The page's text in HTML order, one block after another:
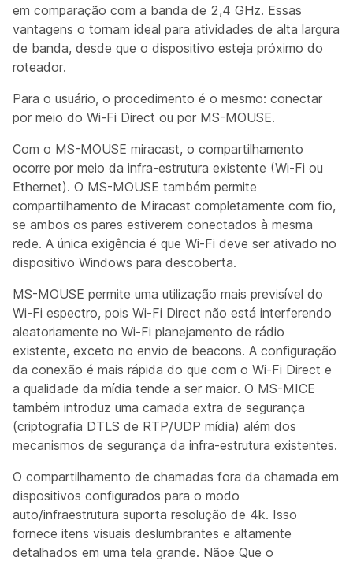
em comparação com a banda de 2,4 GHz. Essas
vantagens o tornam ideal para atividades de alta largura
de banda, desde que o dispositivo esteja próximo do
roteador.
Para o usuário, o procedimento é o mesmo: conectar
por meio do Wi-Fi Direct ou por MS-MOUSE.
Com o MS-MOUSE miracast, o compartilhamento
ocorre por meio da infra-estrutura existente (Wi-Fi ou
Ethernet). O MS-MOUSE também permite
compartilhamento de Miracast completamente com fio,
se ambos os pares estiverem conectados à mesma
rede. A única exigência é que Wi-Fi deve ser ativado no
dispositivo Windows para descoberta.
MS-MOUSE permite uma utilização mais previsível do
Wi-Fi espectro, pois Wi-Fi Direct não está interferendo
aleatoriamente no Wi-Fi planejamento de rádio
existente, exceto no envio de beacons. A configuração
da conexão é mais rápida do que com o Wi-Fi Direct e
a qualidade da mídia tende a ser maior. O MS-MICE
também introduz uma camada extra de segurança
(criptografia DTLS de RTP/UDP mídia) além dos
mecanismos de segurança da infra-estrutura existentes.
O compartilhamento de chamadas fora da chamada em
dispositivos configurados para o modo
auto/infraestrutura suporta resolução de 4k. Isso
fornece itens visuais deslumbrantes e altamente
detalhados em uma tela grande. Nãoe Que o